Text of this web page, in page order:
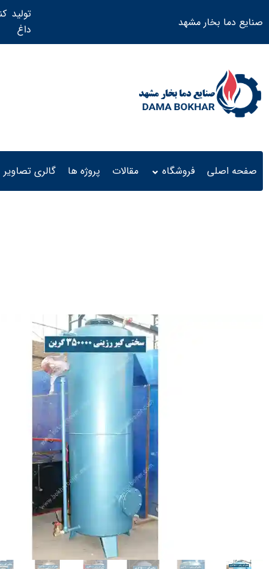
صنایع دما بخار مشهد
تولید
داغ ​
صفحه اصلی فروشگاه مقالات پروژه ها گالری تصاویر